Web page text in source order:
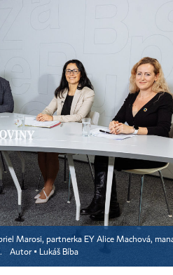
Marosi, partnerka EY Alice Machová,
Autor ▪ Lukáš Bíba